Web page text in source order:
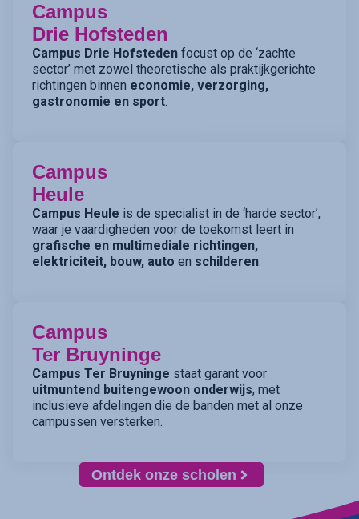
Campus
Drie Hofsteden
Campus Drie Hofsteden focust op de ‘zachte
sector’ met zowel theoretische als praktijkgerichte
richtingen binnen economie, verzorging,
gastronomie en sport.
Campus
Heule
Campus Heule is de specialist in de ‘harde sector’,
waar je vaardigheden voor de toekomst leert in
grafische en multimediale richtingen,
elektriciteit, bouw, auto en schilderen.
Campus
Ter Bruyninge
Campus Ter Bruyninge staat garant voor
uitmuntend buitengewoon onderwijs, met
inclusieve afdelingen die de banden met al onze
campussen versterken.
Ontdek onze scholen